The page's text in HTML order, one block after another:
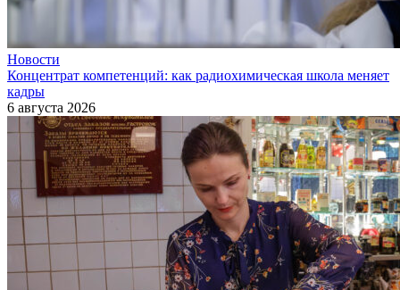
Новости
Концентрат компетенций: как радиохимическая школа меняет
кадры
6 августа 2026